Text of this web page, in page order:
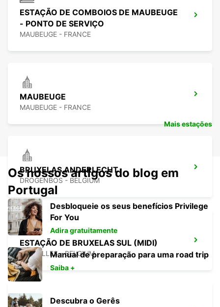
ESTAÇÃO DE COMBOIOS DE MAUBEUGE
- PONTO DE SERVIÇO
MAUBEUGE - FRANCE
MAUBEUGE
MAUBEUGE - FRANCE
BRUXELAS ANDERLECHT
DROGENBOS - BELGIUM
ESTAÇÃO DE BRUXELAS SUL (MIDI)
BRUXELLES - BELGIUM
Mais estações
Os nossos artigos do blog em
Portugal
Desbloqueie os seus benefícios Privilege
For You
Adira gratuitamente
Manual de preparação para uma road trip
Saiba +
Descubra o Gerês